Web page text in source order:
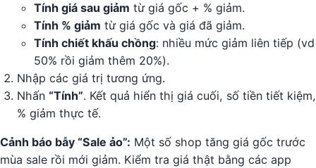
Tính giá sau giảm từ giá gốc + % giảm.
Tính % giảm từ giá gốc và giá đã giảm.
Tính chiết khấu chồng: nhiều mức giảm liên tiếp (vd
50% rồi giảm thêm 20%).
Nhập các giá trị tương ứng.
Nhấn “Tính”. Kết quả hiển thị giá cuối, số tiền tiết kiệm,
% giảm thực tế.
Cảnh báo bẫy “Sale ảo”: Một số shop tăng giá gốc trước
mùa sale rồi mới giảm. Kiểm tra giá thật bằng các app